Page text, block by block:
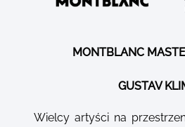
MONTBLANC
GUSTAV
Wielcy artyści na